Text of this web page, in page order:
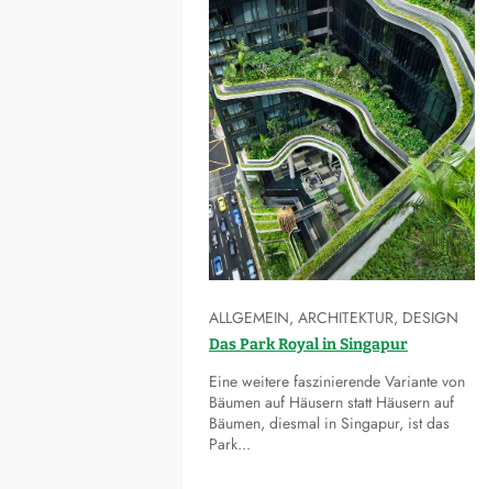
Das Park Royal in Singapur
ALLGEMEIN, ARCHITEKTUR, DESIGN
Eine weitere faszinierende Variante von
Bäumen auf Häusern statt Häusern auf
Bäumen, diesmal in Singapur, ist das
Park...